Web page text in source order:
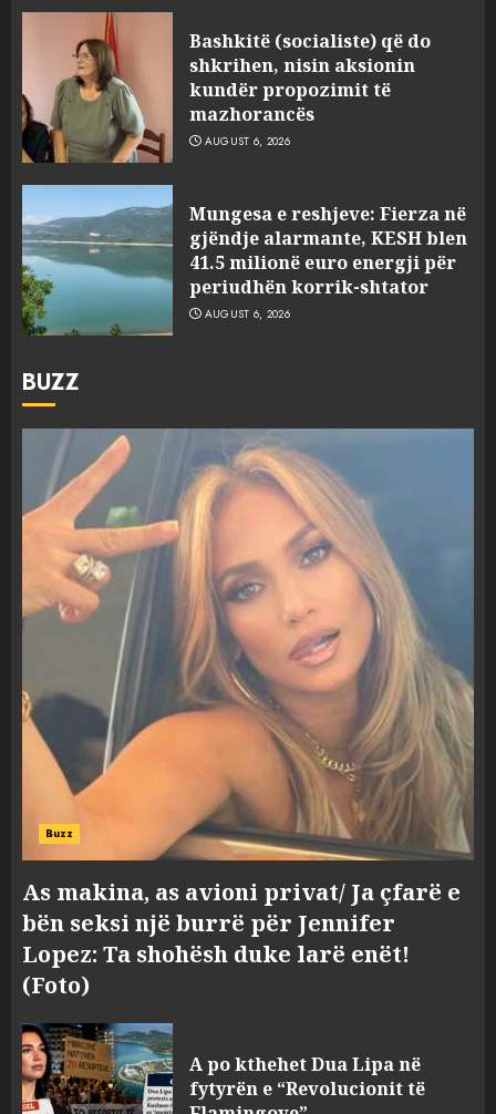
Bashkitë (socialiste) që do
shkrihen, nisin aksionin
kundër propozimit të
mazhorancës
AUGUST 6, 2026
Mungesa e reshjeve: Fierza në
gjëndje alarmante, KESH blen
41.5 milionë euro energji për
periudhën korrik-shtator
AUGUST 6, 2026
BUZZ
Buzz
As makina, as avioni privat/ Ja çfarë e
bën seksi një burrë për Jennifer
Lopez: Ta shohësh duke larë enët!
(Foto)
A po kthehet Dua Lipa në
fytyrën e “Revolucionit të
shkrihen, nisin aksionin
kundër propozimit të
mazhorancës